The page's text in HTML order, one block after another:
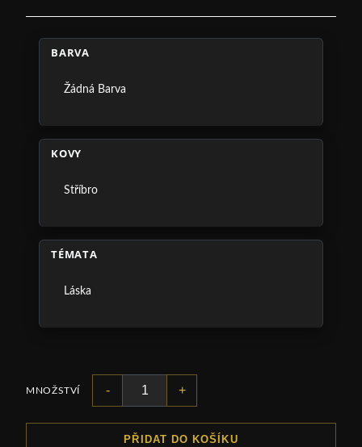
BARVA
Žádná Barva
KOVY
Stříbro
TÉMATA
Láska
MNOŽSTVÍ - +
PŘIDAT DO KOŠÍKU